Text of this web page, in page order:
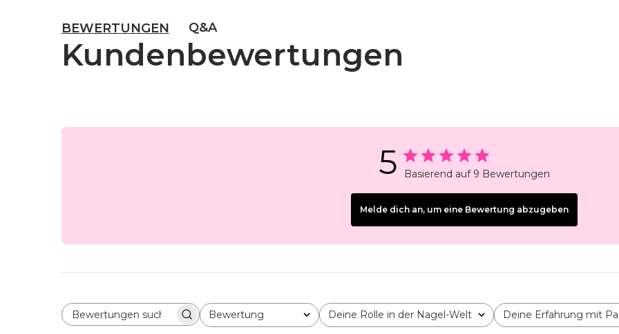
BEWERTUNGEN Q&A
Kundenbewertungen
5 Basierend auf 9 Bewertungen
Melde dich an, um eine Bewertung abzugeben
Bewertungen suchen
Bewertung
Alle Bewertungen Deine Rolle in der Nagel-Welt
Alle Deine Erfahrung mit
Alle